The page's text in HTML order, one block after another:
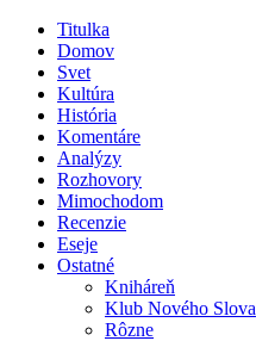
Titulka
Domov
Svet
Kultúra
História
Komentáre
Analýzy
Rozhovory
Mimochodom
Recenzie
Eseje
Ostatné
Kniháreň
Klub Nového Slova
Rôzne